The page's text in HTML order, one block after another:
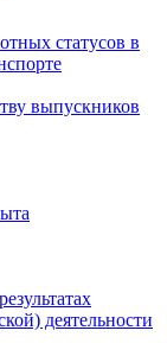
статусов в
выпускников
деятельности